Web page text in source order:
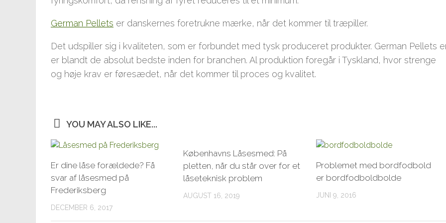
German Pellets er danskernes foretrukne mærke, når det kommer til træpiller.
Det udspiller sig i kvaliteten, som er forbundet med tysk produceret produkter. German Pellets
er blandt de absolut bedste inden for branchen. Al produktion foregår i Tyskland, hvor strenge
og høje krav er føresædet, når det kommer til proces og kvalitet.
YOU MAY ALSO LIKE...
Er dine låse forældede? Få
svar af låsesmed på
Frederiksberg
DECEMBER 6, 2017
Københavns Låsesmed: På
pletten, når du står over for et
låseteknisk problem
AUGUST 16, 2019
Problemet med bordfodbold
er bordfodboldbolde
JUNI 9, 2016